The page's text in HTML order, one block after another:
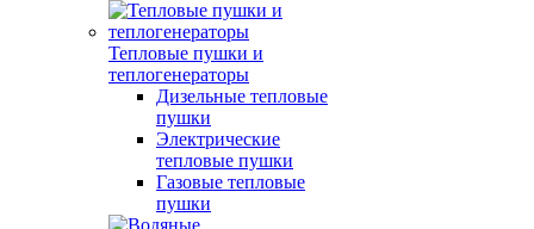
Тепловые пушки и
теплогенераторы
Дизельные тепловые
пушки
Электрические
тепловые пушки
Газовые тепловые
пушки